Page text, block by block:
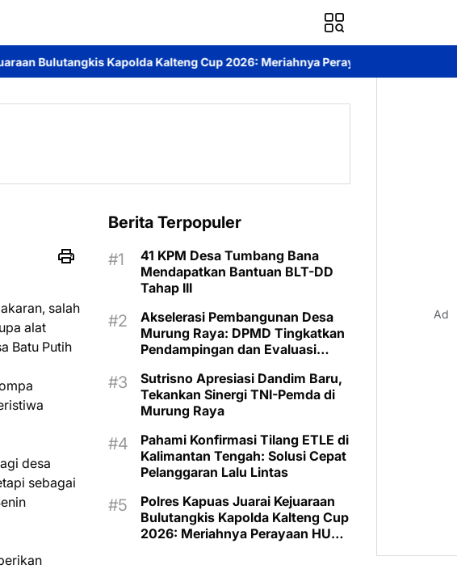
Cup 2026: Meriahnya Perayaan HUT Bhayangkara ke-80 di Palangka Raya
salah
alat
Batu Putih
desa
sebagai
Berita Terpopuler
41 KPM Desa Tumbang Bana
Mendapatkan Bantuan BLT-DD
Tahap III
Akselerasi Pembangunan Desa
Murung Raya: DPMD Tingkatkan
Pendampingan dan Evaluasi
Berkelanjutan
Sutrisno Apresiasi Dandim Baru,
Tekankan Sinergi TNI-Pemda di
Murung Raya
Pahami Konfirmasi Tilang ETLE di
Kalimantan Tengah: Solusi Cepat
Pelanggaran Lalu Lintas
Polres Kapuas Juarai Kejuaraan
Bulutangkis Kapolda Kalteng Cup
2026: Meriahnya Perayaan HUT
Ad